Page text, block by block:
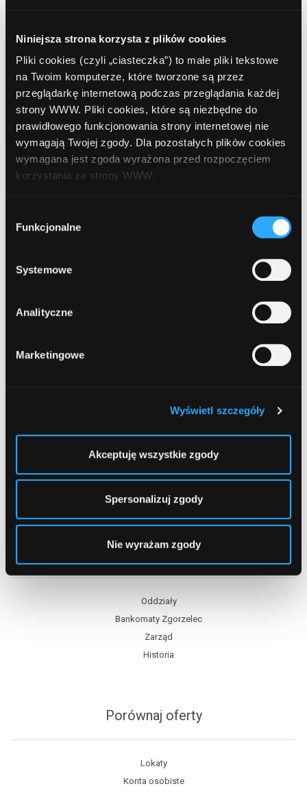
Niniejsza strona korzysta z plików cookies
Pliki cookies (czyli „ciasteczka”) to małe pliki tekstowe
na Twoim komputerze, które tworzone są przez
przeglądarkę internetową podczas przeglądania każdej
strony WWW. Pliki cookies, które są niezbędne do
prawidłowego funkcjonowania strony internetowej nie
wymagają Twojej zgody. Dla pozostałych plików cookies
wymagana jest zgoda wyrażona przed rozpoczęciem
korzystania ze strony WWW.
formy korzystania z plików cookies. Więcej:
Polityka
zgody
Funkcjonalne
Systemowe
Analityczne
Marketingowe
Wyświetl szczegóły
Akceptuję wszystkie zgody
Spersonalizuj zgody
Nie wyrażam zgody
Spis treści
Oddziały
Bankomaty Zgorzelec
Zarząd
Historia
Porównaj oferty
Lokaty
Konta osobiste
9
Zgorzelec, Poniatowskiego 23a (Polski
Związek Motorowy)
10
PLUS BANK S.A., Zgorzelec, Kościuszki 2
ING Bank Śląski , Zgorzelec, Warszawska 10